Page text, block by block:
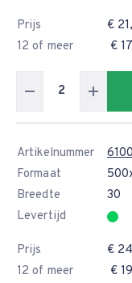
Prijs
€
12 of meer
€
Artikelnummer
Formaat
Breedte
30
Levertijd
Prijs
€
12 of meer
€